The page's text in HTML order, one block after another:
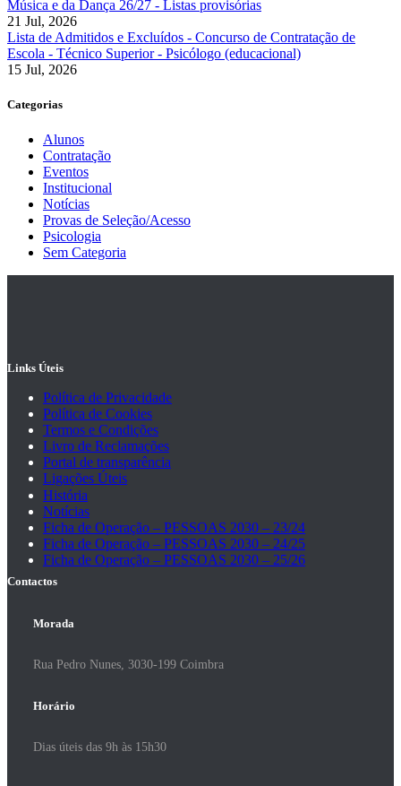
Música e da Dança 26/27 - Listas provisórias
21 Jul, 2026
Lista de Admitidos e Excluídos - Concurso de Contratação de
Escola - Técnico Superior - Psicólogo (educacional)
15 Jul, 2026
Categorias
Alunos
Contratação
Eventos
Institucional
Notícias
Provas de Seleção/Acesso
Psicologia
Sem Categoria
Links Úteis
Política de Privacidade
Política de Cookies
Termos e Condições
Livro de Reclamações
Portal de transparência
Ligações Úteis
História
Notícias
Ficha de Operação – PESSOAS 2030 – 23/24
Ficha de Operação – PESSOAS 2030 – 24/25
Ficha de Operação – PESSOAS 2030 – 25/26
Contactos
Morada
Rua Pedro Nunes, 3030-199 Coimbra
Horário
Dias úteis das 9h às 15h30